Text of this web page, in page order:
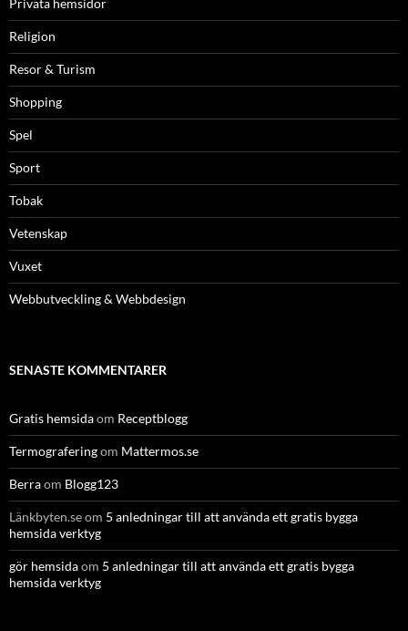
Privata hemsidor
Religion
Resor & Turism
Shopping
Spel
Sport
Tobak
Vetenskap
Vuxet
Webbutveckling & Webbdesign
SENASTE KOMMENTARER
Gratis hemsidaom Receptblogg
Termograferingom Mattermos.se
Berraom Blogg123
Länkbyten.seom 5 anledningar till att använda ett gratis bygga
hemsida verktyg
gör hemsidaom 5 anledningar till att använda ett gratis bygga
hemsida verktyg